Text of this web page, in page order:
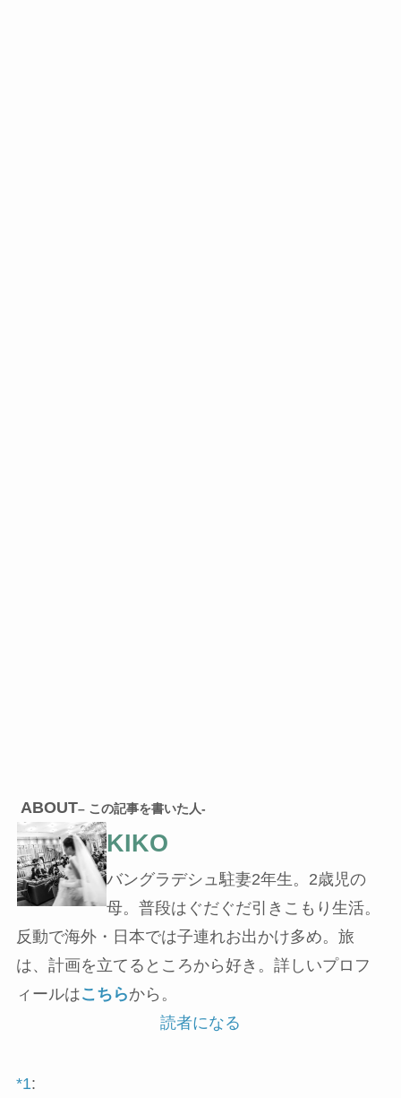
ABOUT– この記事を書いた人-
KIKO
バングラデシュ駐妻2年生。2歳児の
母。普段はぐだぐだ引きこもり生活。
反動で海外・日本では子連れお出かけ多め。旅
は、計画を立てるところから好き。詳しいプロフ
ィールはこちらから。
読者になる
*1: